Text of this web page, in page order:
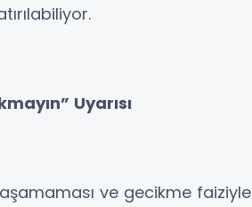
Uyarısı
ve gecikme faiziyle